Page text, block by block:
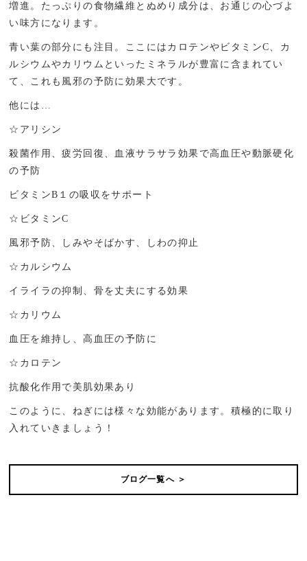
増進。たっぷりの食物繊維とぬめり成分は、お通じの心づよ
い味方になります。
青い葉の部分にも注目。ここにはカロテンやビタミンC、カ
ルシウムやカリウムといったミネラルが豊富に含まれてい
て、これも風邪の予防に効果大です。
他には…
☆ アリシン
殺菌作用、疲労回復、血液サラサラ効果で高血圧や動脈硬化
の予防
ビタミンB １の吸収をサポート
☆ ビタミンC
風邪予防、しみやそばかす、しわの抑止
☆ カルシウム
イライラの抑制、骨を丈夫にする効果
☆ カリウム
血圧を維持し、高血圧の予防に
☆ カロテン
抗酸化作用で美肌効果あり
このように、ねぎには様々な効能があります。積極的に取り
入れていきましょう！
ブログ一覧へ ＞